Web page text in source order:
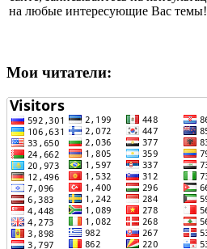
на любые интересующие Вас темы!
Мои читатели: